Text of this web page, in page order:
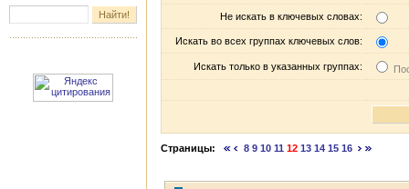
Не искать в ключевых словах:
Искать во всех группах ключевых слов:
Искать только в указанных группах:
Страницы: 8 9 10 11 12 13 14 15 16